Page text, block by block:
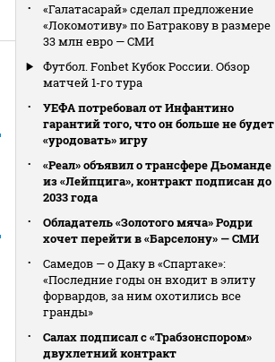
«Галатасарай» сделал предложение
«Локомотиву» по Батракову в размере
33 млн евро — СМИ
Футбол. Fonbet Кубок России. Обзор
матчей 1-го тура
УЕФА потребовал от Инфантино
гарантий того, что он больше не будет
«уродовать» игру
«Реал» объявил о трансфере Дьоманде
из «Лейпцига», контракт подписан до
2033 года
Обладатель «Золотого мяча» Родри
хочет перейти в «Барселону» — СМИ
Самедов — о Даку в «Спартаке»:
«Последние годы он входит в элиту
форвардов, за ним охотились все
гранды»
Салах подписал с «Трабзонспором»
двухлетний контракт